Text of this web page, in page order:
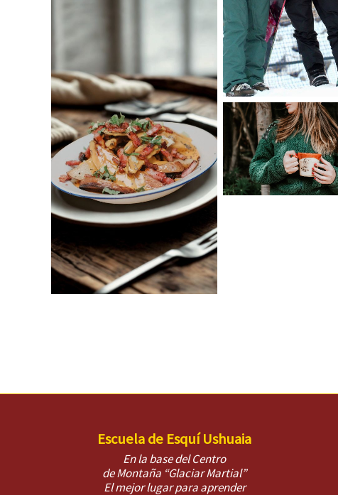
El Refugio Una pausa
Escuela de Esquí Ushuaia
En la base del Centro
de Montaña “Glaciar Martial”
El mejor lugar para aprender